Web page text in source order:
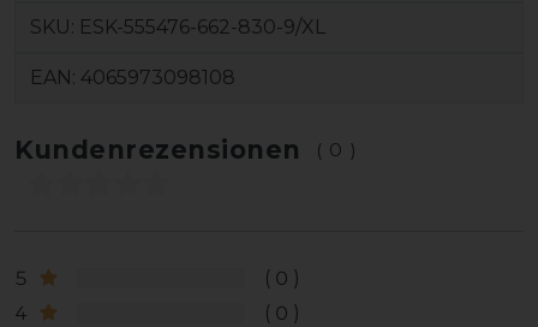
SKU: ESK-555476-662-830-9/XL
EAN: 4065973098108
Kundenrezensionen (0)
5
0
4
0